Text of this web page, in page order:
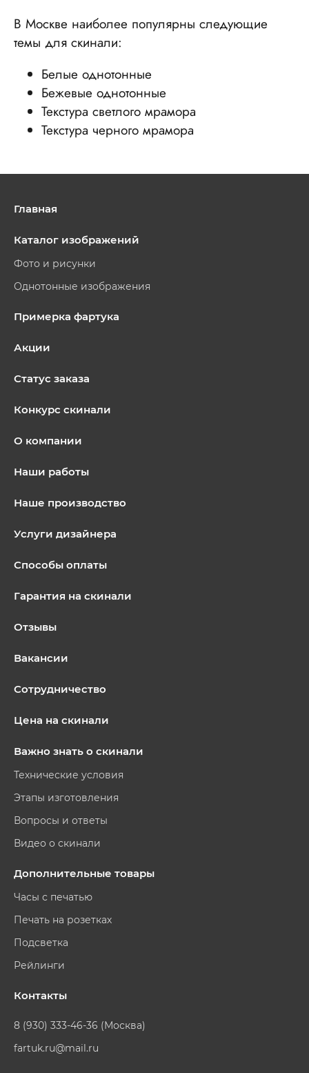
В Москве наиболее популярны следующие
темы для скинали:
Белые однотонные
Бежевые однотонные
Текстура светлого мрамора
Текстура черного мрамора
Главная
Каталог изображений
Фото и рисунки
Однотонные изображения
Примерка фартука
Акции
Статус заказа
Конкурс скинали
О компании
Наши работы
Наше производство
Услуги дизайнера
Способы оплаты
Гарантия на скинали
Отзывы
Вакансии
Сотрудничество
Цена на скинали
Важно знать о скинали
Технические условия
Этапы изготовления
Вопросы и ответы
Видео о скинали
Дополнительные товары
Часы с печатью
Печать на розетках
Подсветка
Рейлинги
Контакты
8 (930) 333-46-36 (Москва)
fartuk.ru@mail.ru